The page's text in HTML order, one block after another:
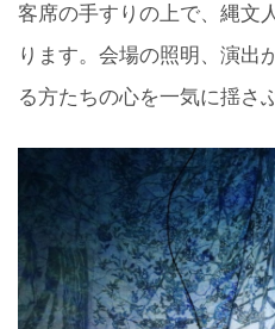
客席の手すりの上で、縄文
ります。会場の照明、演出
る方たちの心を一気に揺さ